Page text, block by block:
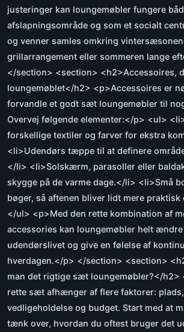
justeringer kan loungemøbler fungere
afslapningsområde og som et socialt
og venner samles omkring
grillarrangement eller sommeren lange
</section> <section> <h2>Accessoires,
loungemøblet</h2> <p>Accessoires er
forvandle et godt sæt loungemøbler til
Overvej følgende elementer:</p> <ul>
forskellige textiler og farver for ekstra
<li>Udendørs tæppe til at definere
</li> <li>Solskærm, parasoller eller
skygge på de varme dage.</li> <li>Små
bøger, så aftenen bliver lidt mere
</ul> <p>Med den rette kombination af
accessories kan loungemøbler helt
udendørslivet og give en følelse af
hverdagen.</p> </section> <section>
man det rigtige sæt loungemøbler?</h2>
rette sæt afhænger af flere faktorer:
vedligeholdelse og budget. Start med at
tænk over, hvordan du oftest bruger det